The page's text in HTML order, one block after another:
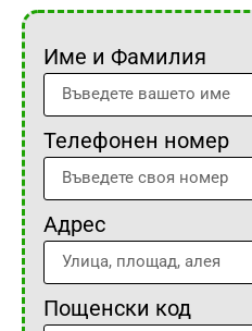
Име и Фамилия
Телефонен номер
Адрес
Пощенски код